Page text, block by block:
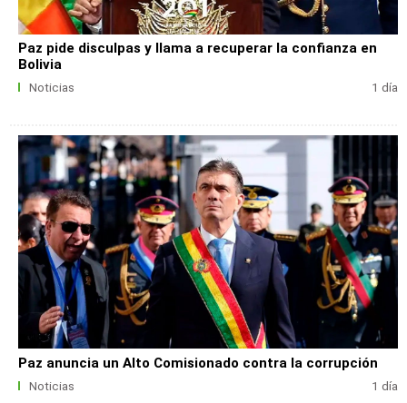
Paz pide disculpas y llama a recuperar la confianza en
Bolivia
Noticias 1 día
Paz anuncia un Alto Comisionado contra la corrupción
Noticias 1 día